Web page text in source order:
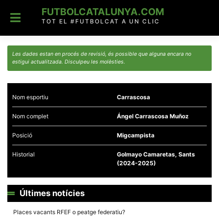
content
FUTBOLCATALUNYA.COM
TOT EL #FUTBOLCAT A UN CLIC
Les dades estan en procés de revisió, és possible que alguna encara no
estigui actualitzada. Disculpeu les molèsties.
Nom esportiu Carrascosa
Nom complet Ángel Carrascosa Muñoz
Posició Migcampista
Historial
Golmayo Camaretas, Sants
(2024-2025)
Últimes notícies
Places vacants RFEF o peatge federatiu?